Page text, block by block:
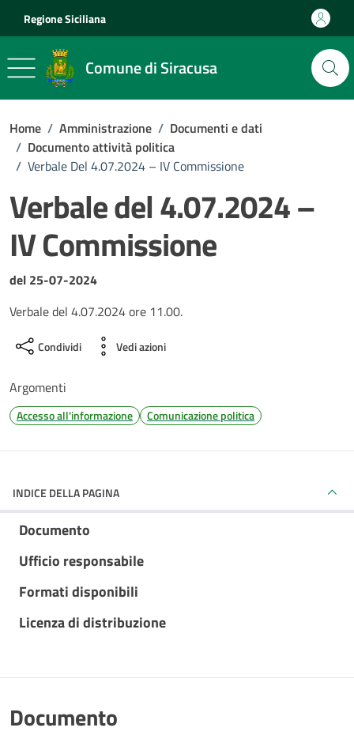
Regione Siciliana
Comune di Siracusa
Home / Amministrazione / Documenti e dati
/ Documento attività politica
/ Verbale Del 4.07.2024 – IV Commissione
Verbale del 4.07.2024 –
IV Commissione
Dettagli del documento
del 25-07-2024
Verbale del 4.07.2024 ore 11.00.
Condividi Vedi azioni
Argomenti
Accesso all'informazione Comunicazione politica
INDICE DELLA PAGINA
Documento
Ufficio responsabile
Formati disponibili
Licenza di distribuzione
Documento